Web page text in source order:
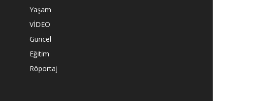
Yaşam
VİDEO
Güncel
Eğitim
Röportaj